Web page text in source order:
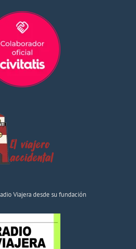
Viajera desde su fundación